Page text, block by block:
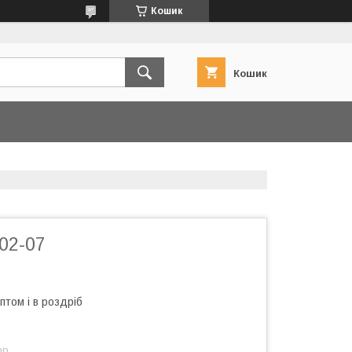
Кошик
Кошик
07
і в роздріб